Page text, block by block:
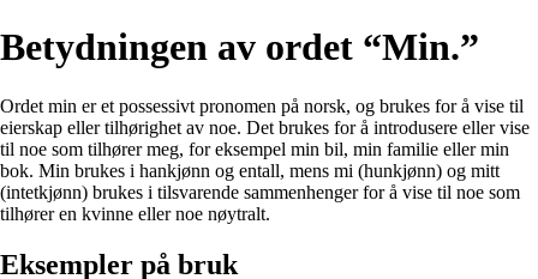
Betydningen av ordet “Min.”
Ordet min er et possessivt pronomen på norsk, og brukes for å vise til
eierskap eller tilhørighet av noe. Det brukes for å introdusere eller vise
til noe som tilhører meg, for eksempel min bil, min familie eller min
bok. Min brukes i hankjønn og entall, mens mi (hunkjønn) og mitt
(intetkjønn) brukes i tilsvarende sammenhenger for å vise til noe som
tilhører en kvinne eller noe nøytralt.
Eksempler på bruk